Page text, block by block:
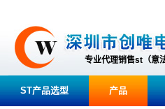
专业代理销售st（意
ST产品选型 产品